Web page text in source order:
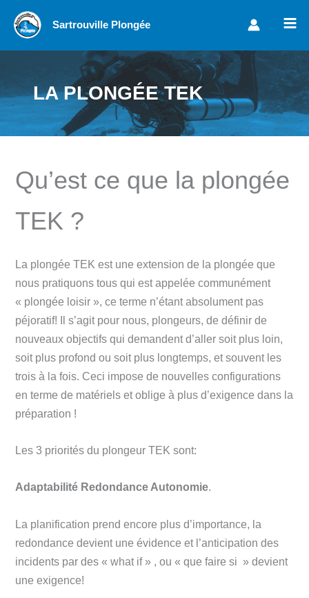
Sartrouville Plongée
LA PLONGÉE TEK
Qu’est ce que la plongée
TEK ?
La plongée TEK est une extension de la plongée que
nous pratiquons tous qui est appelée communément
« plongée loisir », ce terme n’étant absolument pas
péjoratif! Il s’agit pour nous, plongeurs, de définir de
nouveaux objectifs qui demandent d’aller soit plus loin,
soit plus profond ou soit plus longtemps, et souvent les
trois à la fois. Ceci impose de nouvelles configurations
en terme de matériels et oblige à plus d’exigence dans la
préparation !
Les 3 priorités du plongeur TEK sont:
Adaptabilité Redondance Autonomie.
La planification prend encore plus d’importance, la
redondance devient une évidence et l’anticipation des
incidents par des « what if » , ou « que faire si » devient
une exigence!